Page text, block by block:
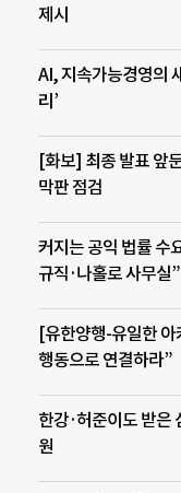
제시
AI, 지속가능경영의
리’
[화보] 최종 발표 앞
막판 점검
커지는 공익 법률 수
규직·나홀로 사무실”
[유한양행-유일한
행동으로 연결하라”
한강·허준이도 받은
원